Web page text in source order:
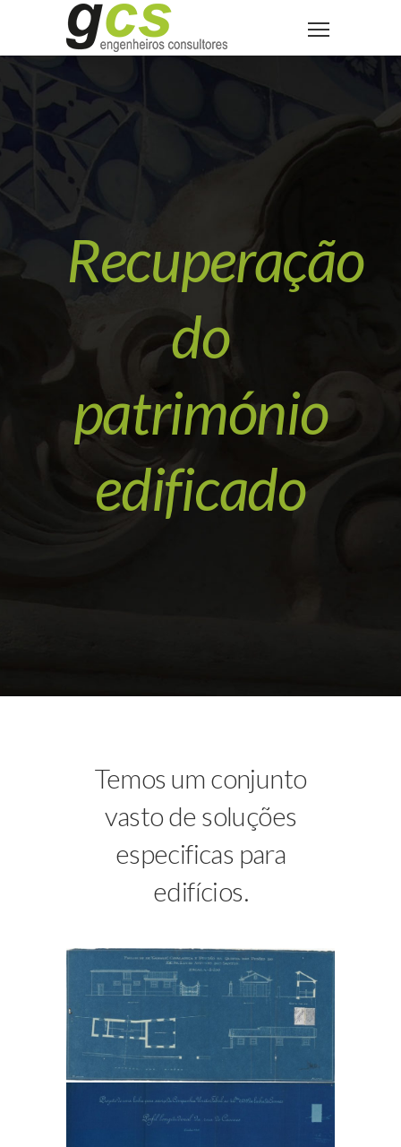
Recuperação
do
património
edificado
Temos um conjunto
vasto de soluções
especificas para
edifícios.